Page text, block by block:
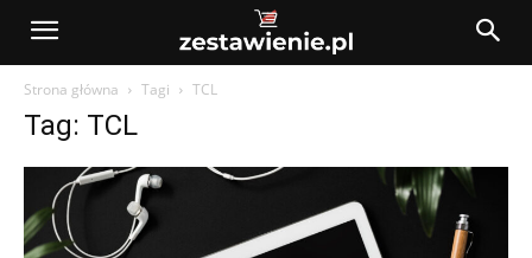
Strona główna Tagi TCL
Tag: TCL